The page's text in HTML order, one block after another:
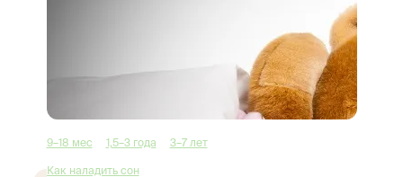
Как наладить сон
9–18 мес 1,5–3 года 3–7 лет